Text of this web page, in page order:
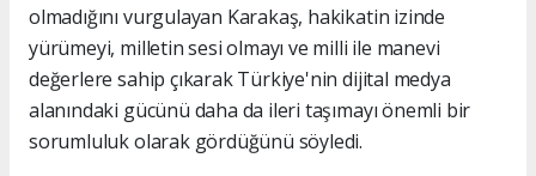
olmadığını vurgulayan Karakaş, hakikatin izinde
yürümeyi, milletin sesi olmayı ve milli ile manevi
değerlere sahip çıkarak Türkiye'nin dijital medya
alanındaki gücünü daha da ileri taşımayı önemli bir
sorumluluk olarak gördüğünü söyledi.